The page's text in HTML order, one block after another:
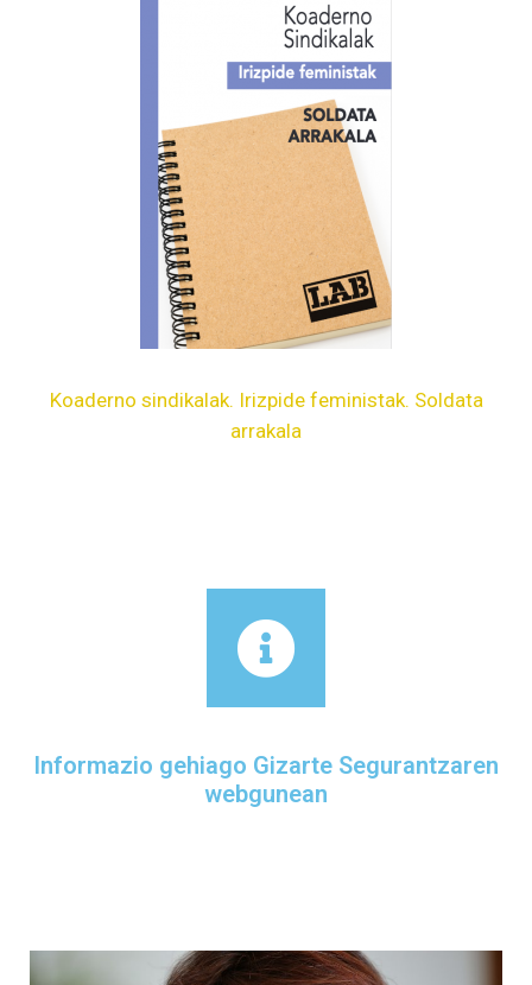
Koaderno sindikalak. Irizpide feministak. Soldata
arrakala
Informazio gehiago Gizarte Segurantzaren
webgunean